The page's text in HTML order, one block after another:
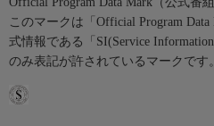
このマークは「Official Program
式情報である「SI(Service
のみ表記が許されているマークです。